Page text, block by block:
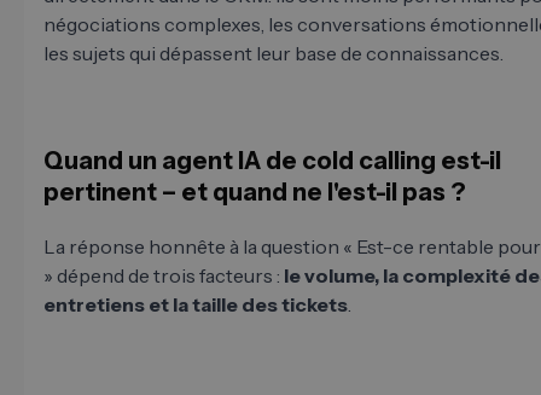
négociations complexes, les conversations
les sujets qui dépassent leur base de connaissances.
Quand un agent IA de cold calling est-il
pertinent – et quand ne l'est-il pas ?
La réponse honnête à la question « Est-ce rentable
» dépend de trois facteurs : le volume, la complexité
entretiens et la taille des tickets.